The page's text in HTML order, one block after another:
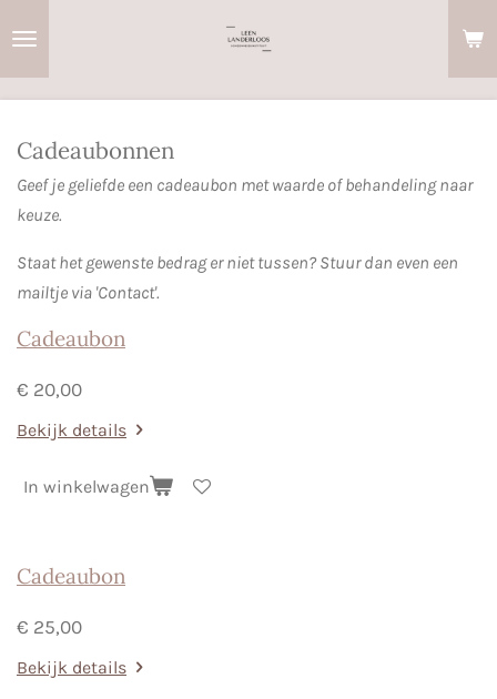
hoofdinhoud
Cadeaubonnen
Geef je geliefde een cadeaubon met waarde of behandeling naar
keuze.
Staat het gewenste bedrag er niet tussen? Stuur dan even een
mailtje via 'Contact'.
Cadeaubon
€ 20,00
Bekijk details
In winkelwagen
Cadeaubon
€ 25,00
Bekijk details